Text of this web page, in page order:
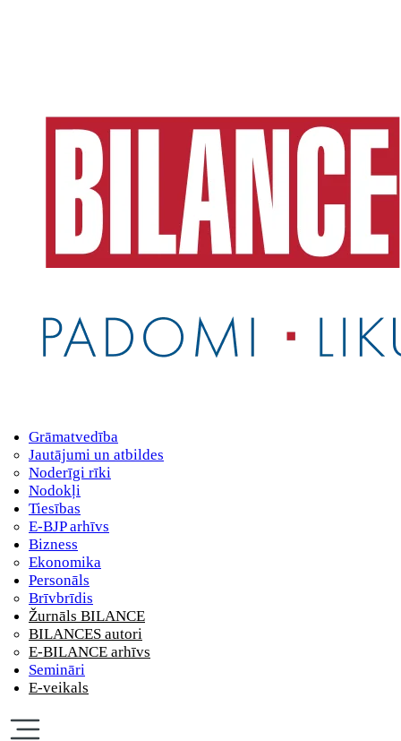
Grāmatvedība
Jautājumi un atbildes
Noderīgi rīki
Nodokļi
Tiesības
E-BJP arhīvs
Bizness
Ekonomika
Personāls
Brīvbrīdis
Žurnāls BILANCE
BILANCES autori
E-BILANCE arhīvs
Semināri
E-veikals